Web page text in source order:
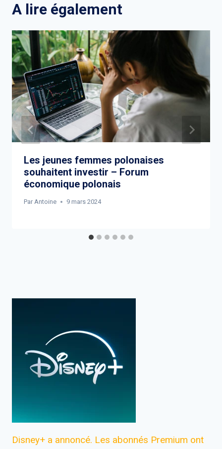
A lire également
Les jeunes femmes polonaises
souhaitent investir – Forum
économique polonais
Par Antoine 9 mars 2024
Disney+ a annoncé. Les abonnés Premium ont